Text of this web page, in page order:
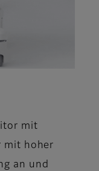
mit
mit hoher
an und